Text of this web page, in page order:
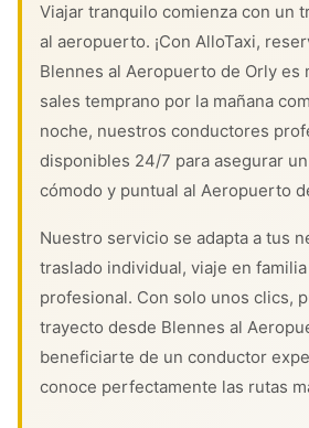
Viajar tranquilo comienza con un
al aeropuerto. ¡Con AlloTaxi,
Blennes al Aeropuerto de Orly es
sales temprano por la mañana
noche, nuestros conductores
disponibles 24/7 para asegurar
cómodo y puntual al Aeropuerto
Nuestro servicio se adapta a tus
traslado individual, viaje en
profesional. Con solo unos clics,
trayecto desde Blennes al
beneficiarte de un conductor
conoce perfectamente las rutas